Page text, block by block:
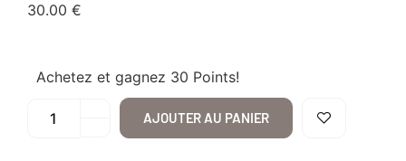
30.00 €
Achetez et gagnez 30 Points!
AJOUTER AU PANIER